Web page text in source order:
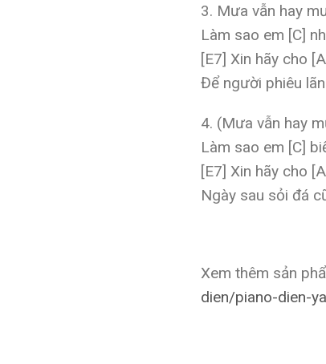
3. Mưa vẫn hay
Làm sao em [C]
[E7] Xin hãy cho
Để người phiêu
4. (Mưa vẫn hay
Làm sao em [C]
[E7] Xin hãy cho
Ngày sau sỏi đá
Xem thêm sản
dien/piano-dien-